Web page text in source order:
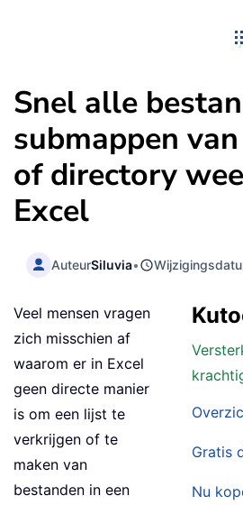
Snel alle
submappen
of directory
Excel
AuteurSiluvia•
Gratis
Nu
Veel mensen vragen
zich misschien af
waarom er in Excel
geen directe manier
is om een lijst te
verkrijgen of te
maken van
bestanden in een